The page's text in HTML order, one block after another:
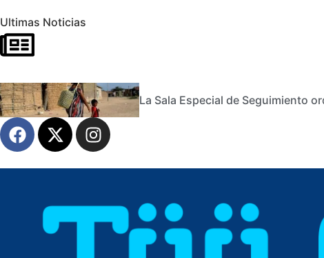
Ultimas Noticias
La Sala Especial de Seguimiento